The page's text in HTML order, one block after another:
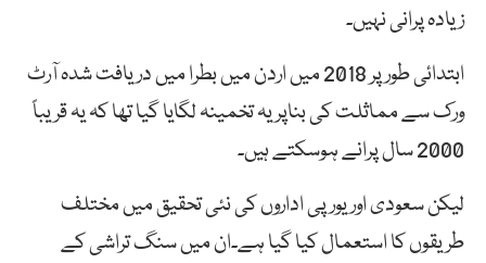
زیادہ پرانی نہیں۔
ابتدائی طورپر 2018 میں اردن میں بطرا میں دریافت شدہ آرٹ
ورک سے مماثلت کی بناپریہ تخمینہ لگایا گیا تھا کہ یہ قریباً
2000 سال پرانے ہوسکتے ہیں۔
لیکن سعودی اور یورپی اداروں کی نئی تحقیق میں مختلف
طریقوں کا استعمال کیا گیا ہے۔ان میں سنگ تراشی کے